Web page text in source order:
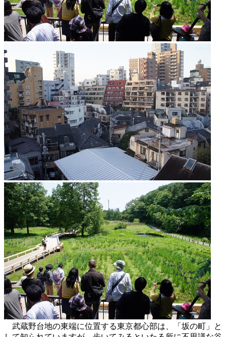
武蔵野台地の東端に位置する東京都心部は、「坂の町」と